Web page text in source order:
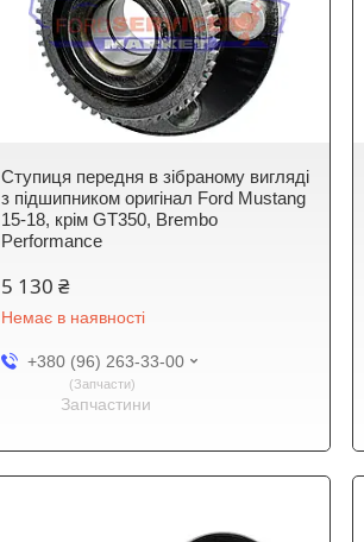
Ступиця передня в зібраному вигляді
з підшипником оригінал Ford Mustang
15-18, крім GT350, Brembo
Performance
5 130 ₴
Немає в наявності
+380 (96) 263-33-00
Запчасти
Запчастини